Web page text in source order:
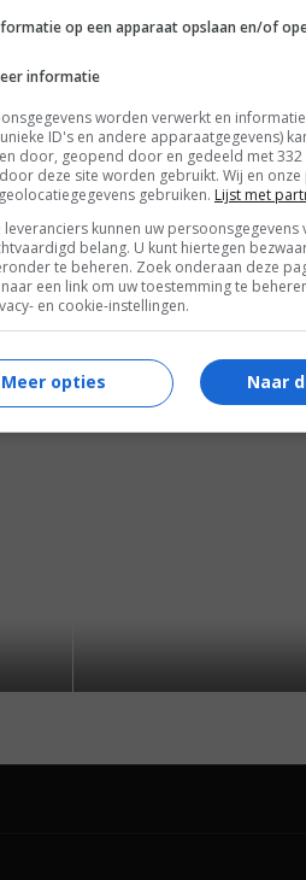
Man About Dog (2004)
op een apparaat opslaan en/of
informatie
worden verwerkt en
ID's en andere apparaatgegevens)
door, geopend door en gedeeld met
deze site worden gebruikt. Wij en onze
gebruiken. Lijst met
leveranciers kunnen uw
belang. U kunt hiertegen
te beheren. Zoek onderaan deze
een link om uw toestemming te
en cookie-instellingen.
Naar
Meer opties